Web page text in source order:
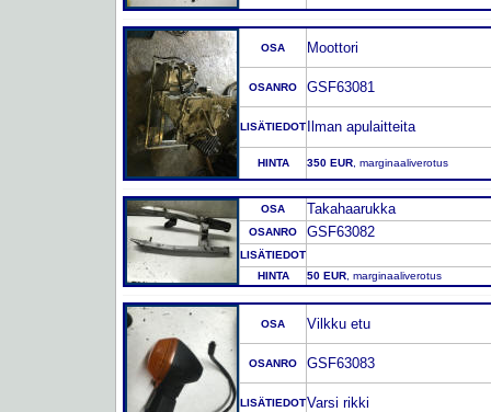
OSA Moottori
OSANRO GSF63081
LISÄTIEDOT Ilman apulaitteita
HINTA 350 EUR , marginaaliverotus
OSA Takahaarukka
OSANRO GSF63082
LISÄTIEDOT
HINTA
50 EUR , marginaaliverotus
OSA Vilkku etu
OSANRO GSF63083
LISÄTIEDOTVarsi rikki